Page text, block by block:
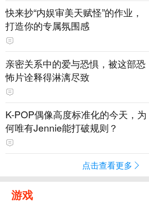
快来抄“内娱审美天赋怪”的作业，
打造你的专属氛围感
亲密关系中的爱与恐惧，被这部恐
怖片诠释得淋漓尽致
K-POP偶像高度标准化的今天，为
何唯有Jennie能打破规则？
点击查看更多
游戏